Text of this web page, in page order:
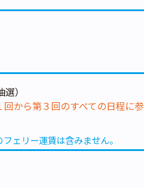
）
から第３回のすべての日程に参
ェリー運賃は含みません。